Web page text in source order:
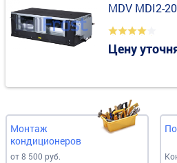
MDV MDI2-
Цену
Монтаж
кондиционеров
от 8 500 руб.